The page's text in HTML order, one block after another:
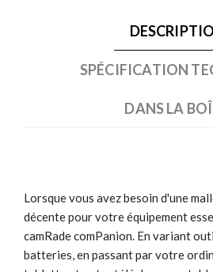
SPÉCIFICATION
DANS LA
Lorsque vous avez besoin d'une
décente pour votre équipement
camRade comPanion. En variant
batteries, en passant par votre